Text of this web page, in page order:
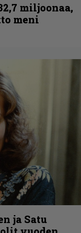
miljoonaa,
meni
ja Satu